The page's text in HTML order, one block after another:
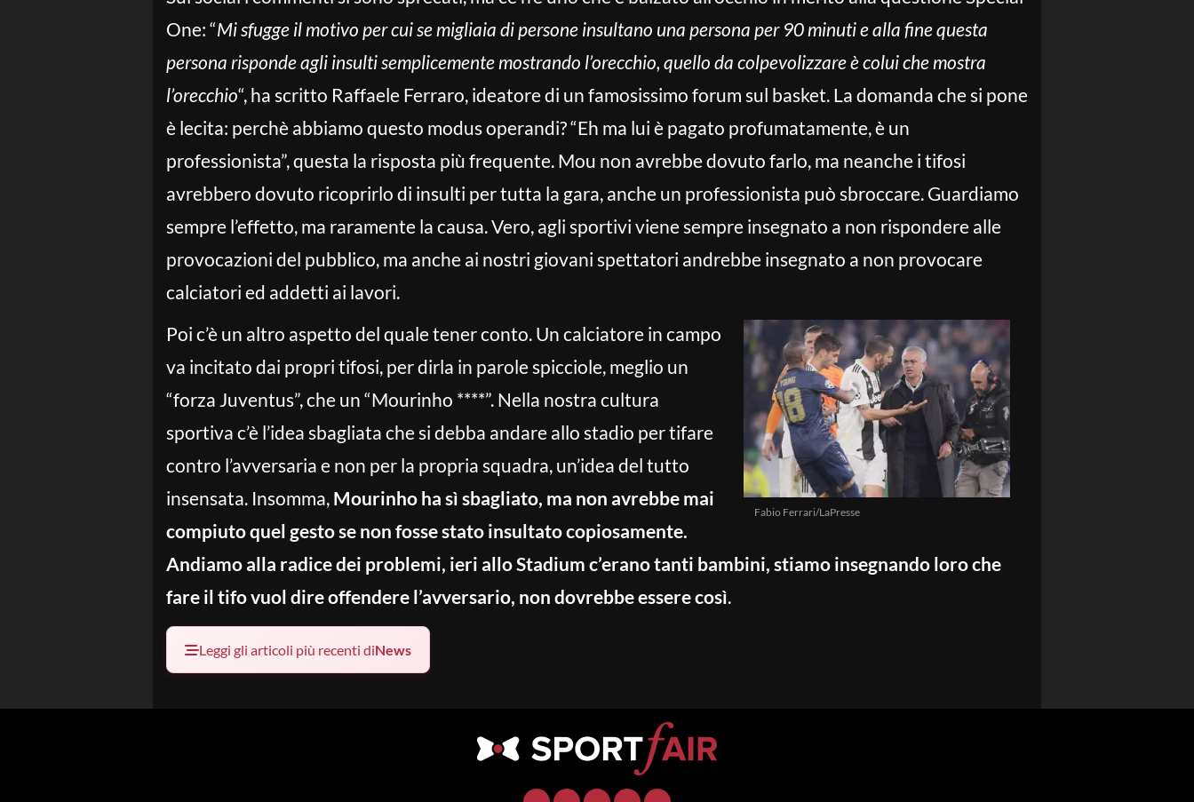
One: “Mi sfugge il motivo per cui se migliaia di persone insultano una persona per 90 minuti e alla fine questa
persona risponde agli insulti semplicemente mostrando l’orecchio, quello da colpevolizzare è colui che mostra
l’orecchio“, ha scritto Raffaele Ferraro, ideatore di un famosissimo forum sul basket. La domanda che si pone
è lecita: perchè abbiamo questo modus operandi? “Eh ma lui è pagato profumatamente, è un
professionista”, questa la risposta più frequente. Mou non avrebbe dovuto farlo, ma neanche i tifosi
avrebbero dovuto ricoprirlo di insulti per tutta la gara, anche un professionista può sbroccare. Guardiamo
sempre l’effetto, ma raramente la causa. Vero, agli sportivi viene sempre insegnato a non rispondere alle
provocazioni del pubblico, ma anche ai nostri giovani spettatori andrebbe insegnato a non provocare
calciatori ed addetti ai lavori.
Fabio Ferrari/LaPresse
Poi c’è un altro aspetto del quale tener conto. Un calciatore in campo
va incitato dai propri tifosi, per dirla in parole spicciole, meglio un
“forza Juventus”, che un “Mourinho ****”. Nella nostra cultura
sportiva c’è l’idea sbagliata che si debba andare allo stadio per tifare
contro l’avversaria e non per la propria squadra, un’idea del tutto
insensata. Insomma, Mourinho ha sì sbagliato, ma non avrebbe mai
compiuto quel gesto se non fosse stato insultato copiosamente.
Andiamo alla radice dei problemi, ieri allo Stadium c’erano tanti bambini, stiamo insegnando loro che
fare il tifo vuol dire offendere l’avversario, non dovrebbe essere così.
Leggi gli articoli più recenti diNews